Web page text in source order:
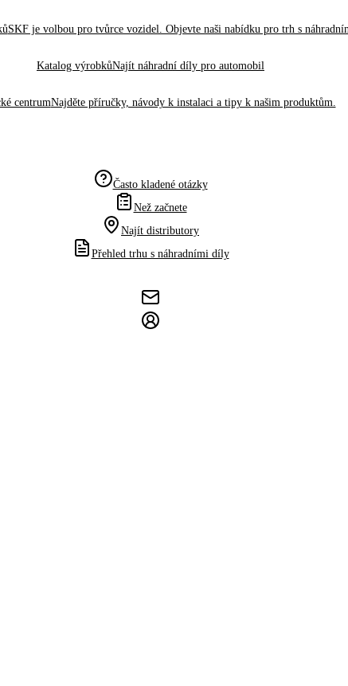
SKF je volbou pro tvůrce vozidel. Objevte naši nabídku pro trh s
Katalog výrobkůNajít náhradní díly pro automobil
centrumNajděte příručky, návody k instalaci a tipy k našim produktům.
Často kladené otázky
Než začnete
Najít distributory
Přehled trhu s náhradními díly